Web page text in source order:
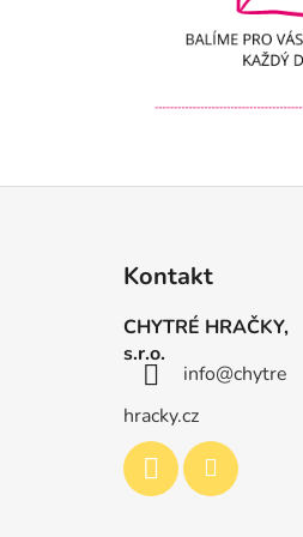
Kontakt
CHYTRÉ HRAČKY,
s.r.o.
info@chytre
hracky.cz